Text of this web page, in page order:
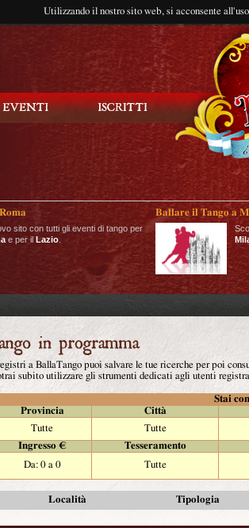
Utilizzando il nostro sito web, si acconsente
sito con tutti gli eventi di tango per
e per il Lazio
Ballare il Tango a
a BallaTango puoi salvare le tue ricerche per poi
subito utilizzare gli strumenti dedicati agli utenti
Stai
Provincia
Città
Tutte
Tutte
Ingresso €
Tesseramento
Da: 0 a 0 Tutte
Località Tipologia